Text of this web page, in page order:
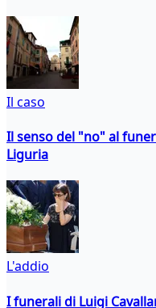
Il caso
Il senso del "no" al
Liguria
L'addio
I funerali di Luigi